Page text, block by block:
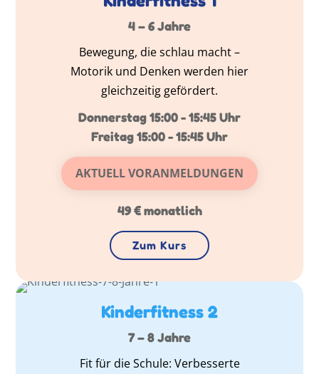
4 – 6 Jahre
Bewegung, die schlau macht –
Motorik und Denken werden hier
gleichzeitig gefördert.
Donnerstag 15:00 - 15:45 Uhr
Freitag 15:00 - 15:45 Uhr
AKTUELL VORANMELDUNGEN
49 € monatlich
Zum Kurs
Kinderfitness 2
7 – 8 Jahre
Fit für die Schule: Verbesserte